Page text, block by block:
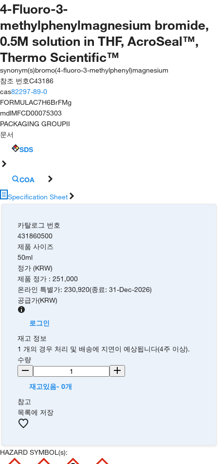
4-Fluoro-3-
methylphenylmagnesium bromide,
0.5M solution in THF, AcroSeal™,
Thermo Scientific™
synonym(s)bromo(4-fluoro-3-methylphenyl)magnesium
참조 번호C43186
cas82297-89-0
FORMULAC7H6BrFMg
mdlMFCD00075303
PACKAGING GROUPII
문서
SDS
COA
Specification Sheet
카탈로그 번호
431860500
제품 사이즈
50ml
정가 (KRW)
제품 정가 :251,000
온라인 특별가:230,920(종료:31-Dec-2026)
공급가(KRW)
로그인
재고 정보
1 개의 경우 처리 및 배송에 지연이 예상됩니다(4주 이상).
수량
재고있음- 0개
참고
목록에 저장
HAZARD SYMBOL(s):